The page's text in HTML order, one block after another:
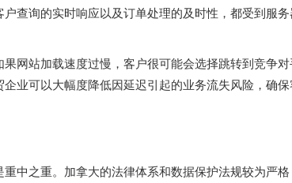
查询的实时响应以及订单处理的及时性，都受到服
网站加载速度过慢，客户很可能会选择跳转到竞争
业可以大幅度降低因延迟引起的业务流失风险，确
中之重。加拿大的法律体系和数据保护法规较为严